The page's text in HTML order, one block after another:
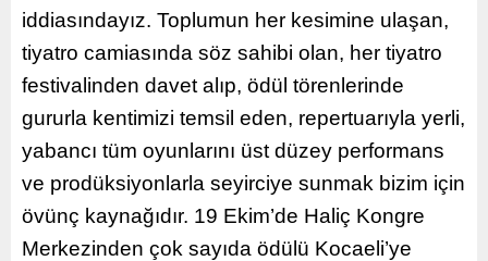
iddiasındayız. Toplumun her kesimine ulaşan,
tiyatro camiasında söz sahibi olan, her tiyatro
festivalinden davet alıp, ödül törenlerinde
gururla kentimizi temsil eden, repertuarıyla yerli,
yabancı tüm oyunlarını üst düzey performans
ve prodüksiyonlarla seyirciye sunmak bizim için
övünç kaynağıdır. 19 Ekim’de Haliç Kongre
Merkezinden çok sayıda ödülü Kocaeli’ye